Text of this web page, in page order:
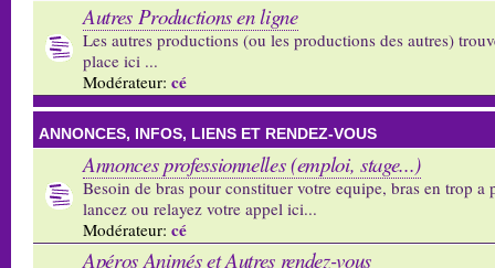
Autres Productions en ligne
Les autres productions (ou les productions des autres)
place ici ...
Modérateur: cé
ANNONCES, INFOS, LIENS ET RENDEZ-VOUS
Annonces professionnelles (emploi, stage...)
Besoin de bras pour constituer votre equipe, bras en trop a
lancez ou relayez votre appel ici...
Modérateur: cé
Apéros Animés et Autres rendez-vous